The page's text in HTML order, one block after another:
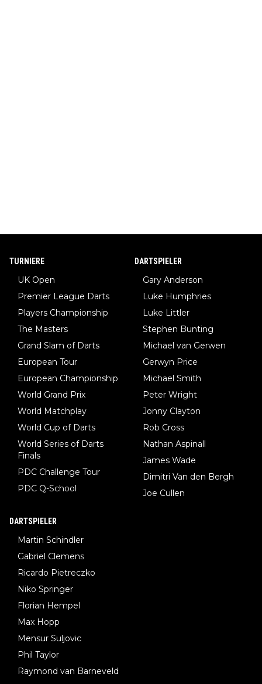
TURNIERE
UK Open
Premier League Darts
Players Championship
The Masters
Grand Slam of Darts
European Tour
European Championship
World Grand Prix
World Matchplay
World Cup of Darts
World Series of Darts
Finals
PDC Challenge Tour
PDC Q-School
DARTSPIELER
Gary Anderson
Luke Humphries
Luke Littler
Stephen Bunting
Michael van Gerwen
Gerwyn Price
Michael Smith
Peter Wright
Jonny Clayton
Rob Cross
Nathan Aspinall
James Wade
Dimitri Van den Bergh
Joe Cullen
DARTSPIELER
Martin Schindler
Gabriel Clemens
Ricardo Pietreczko
Niko Springer
Florian Hempel
Max Hopp
Mensur Suljovic
Phil Taylor
Raymond van Barneveld